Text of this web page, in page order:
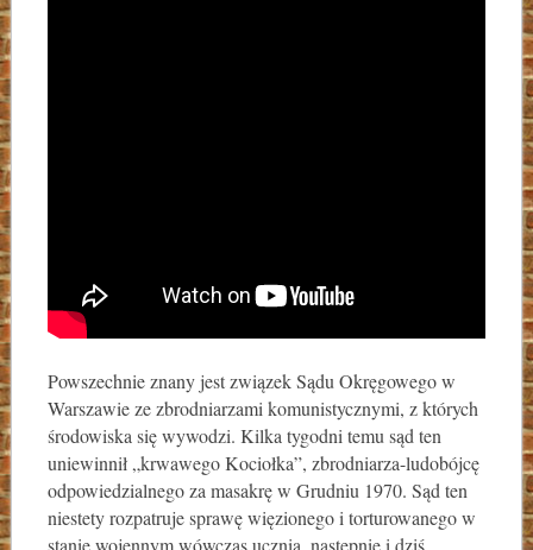
Powszechnie znany jest związek Sądu Okręgowego w
Warszawie ze zbrodniarzami komunistycznymi, z których
środowiska się wywodzi. Kilka tygodni temu sąd ten
uniewinnił „krwawego Kociołka”, zbrodniarza-ludobójcę
odpowiedzialnego za masakrę w Grudniu 1970. Sąd ten
niestety rozpatruje sprawę więzionego i torturowanego w